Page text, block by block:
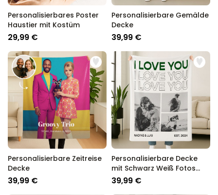
Personalisierbares Poster
Haustier mit Kostüm
29,99 €
Personalisierbare Gemälde
Decke
39,99 €
Personalisierbare Zeitreise
Decke
39,99 €
Personalisierbare Decke
mit Schwarz Weiß Fotos
und Text
39,99 €